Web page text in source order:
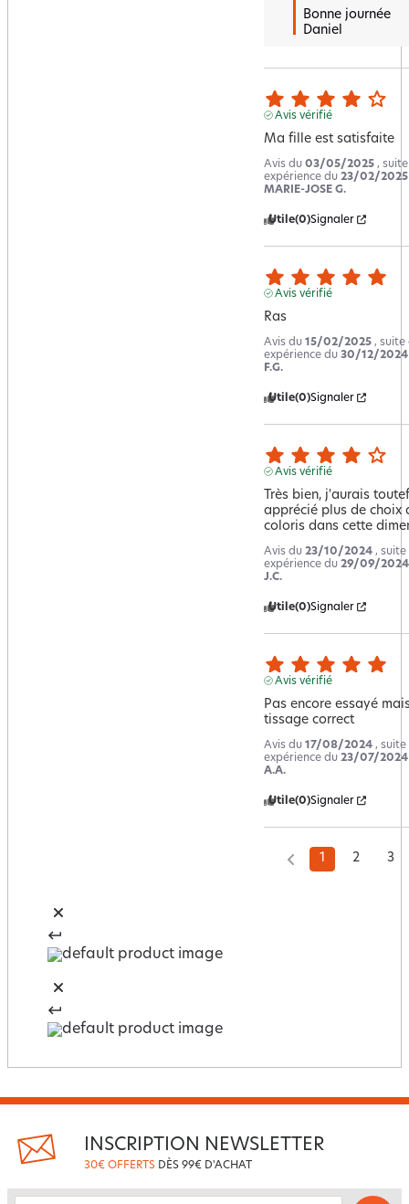
Bonne journée
Daniel
Avis vérifié
Ma fille est satisfaite
Avis du 03/05/2025 ,
expérience du 23/02/2025
MARIE-JOSE G.
Utile(0)Signaler
Avis vérifié
Ras
Avis du 15/02/2025 , suite
expérience du 30/12/2024
F.G.
Utile(0)Signaler
Avis vérifié
Très bien, j'aurais
apprécié plus de choix
coloris dans cette
Avis du 23/10/2024 , suite
expérience du 29/09/2024
J.C.
Utile(0)Signaler
Avis vérifié
Pas encore essayé
tissage correct
Avis du 17/08/2024 , suite
expérience du 23/07/2024
A.A.
Utile(0)Signaler
1 2 3
INSCRIPTION NEWSLETTER
30€ OFFERTS DÈS 99€ D'ACHAT